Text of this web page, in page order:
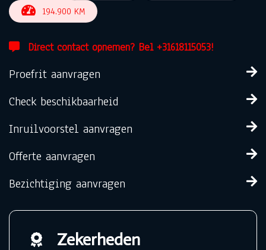
194.900 KM
Direct contact opnemen? Bel +31618115053!
Proefrit aanvragen
Check beschikbaarheid
Inruilvoorstel aanvragen
Offerte aanvragen
Bezichtiging aanvragen
Zekerheden